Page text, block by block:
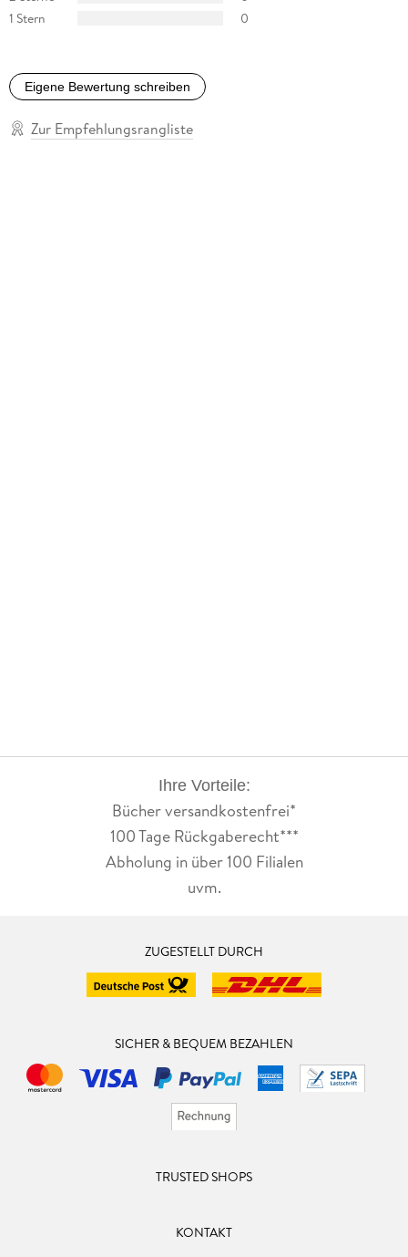
1 Stern
0
Eigene Bewertung schreiben
Zur Empfehlungsrangliste
Ihre Vorteile:
Bücher versandkostenfrei*
100 Tage Rückgaberecht***
Abholung in über 100 Filialen
uvm.
ZUGESTELLT DURCH
SICHER & BEQUEM BEZAHLEN
TRUSTED SHOPS
KONTAKT